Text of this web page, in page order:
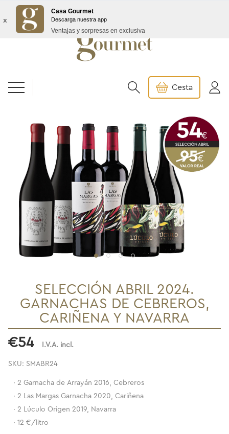
Envío GRATIS a partir de 99€/145€ Baleares
Cesta
SELECCIÓN ABRIL 2024.
GARNACHAS DE CEBREROS,
CARIÑENA Y NAVARRA
€54
I.V.A. incl.
SKU: SMABR24
· 2 Garnacha de Arrayán 2016, Cebreros
· 2 Las Margas Garnacha 2020, Cariñena
· 2 Lúculo Origen 2019, Navarra
· 12 €/litro
x
Casa Gourmet
Descarga nuestra app
Ventajas y sorpresas en exclusiva